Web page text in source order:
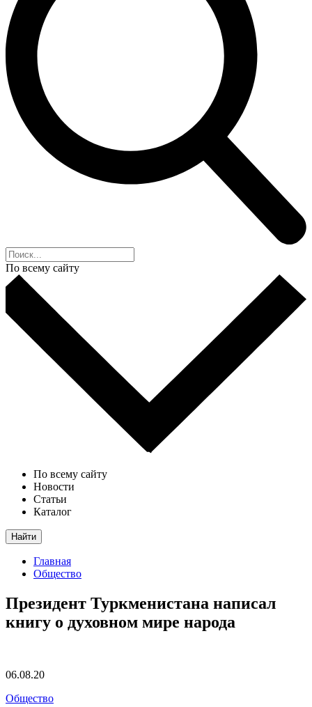
По всему сайту
По всему сайту
Новости
Статьи
Каталог
Найти
Главная
Общество
Президент Туркменистана написал
книгу о духовном мире народа
06.08.20
Общество